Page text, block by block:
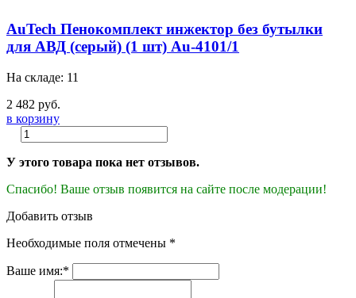
AuTech Пенокомплект инжектор без бутылки
для АВД (серый) (1 шт) Au-4101/1
На складе: 11
2 482 руб.
в корзину
У этого товара пока нет отзывов.
Спасибо! Ваше отзыв появится на сайте после модерации!
Добавить отзыв
Необходимые поля отмечены *
Ваше имя:*